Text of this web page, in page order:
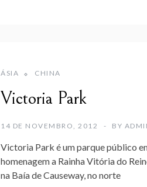
ÁSIA CHINA
Victoria Park
14 DE NOVEMBRO, 2012 BY
Victoria Park é um parque público
homenagem a Rainha Vitória do
na Baía de Causeway, no norte